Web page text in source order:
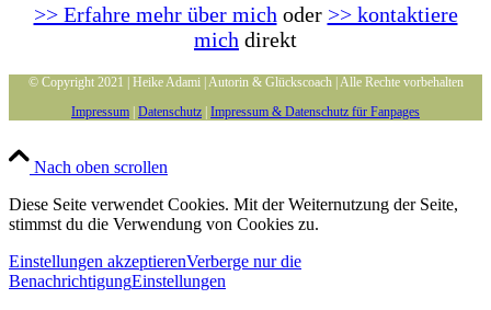
>> Erfahre mehr über mich oder >> kontaktiere
mich direkt
© Copyright 2021 | Heike Adami | Autorin & Glückscoach | Alle Rechte vorbehalten
Impressum | Datenschutz | Impressum & Datenschutz für Fanpages
Nach oben scrollen
Diese Seite verwendet Cookies. Mit der Weiternutzung der Seite,
stimmst du die Verwendung von Cookies zu.
Einstellungen akzeptierenVerberge nur die
BenachrichtigungEinstellungen